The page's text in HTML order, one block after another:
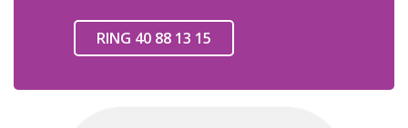
RING 40 88 13 15